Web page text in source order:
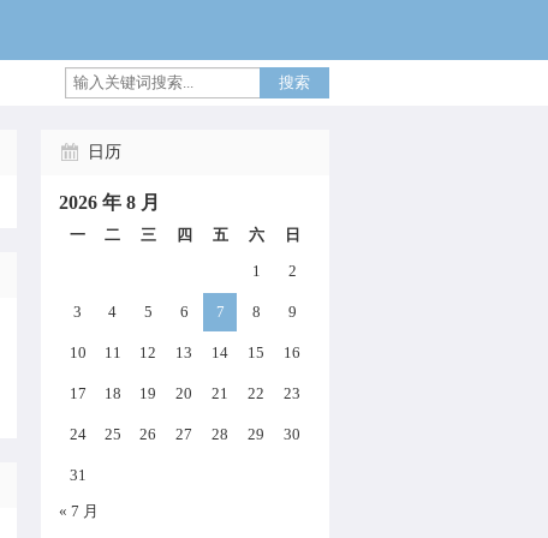
搜索
日历
2026 年 8 月
一 二 三 四 五 六
日
1
2
3 4 5 6 7 8 9
10 11 12 13 14 15 16
17 18 19 20 21 22 23
24 25 26 27 28 29 30
31
« 7 月